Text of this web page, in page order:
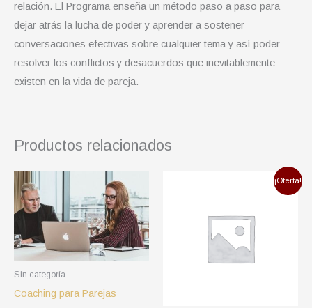
relación. El Programa enseña un método paso a paso para
dejar atrás la lucha de poder y aprender a sostener
conversaciones efectivas sobre cualquier tema y así poder
resolver los conflictos y desacuerdos que inevitablemente
existen en la vida de pareja.
Productos relacionados
Sin categoría
Coaching para Parejas
¡Oferta!
$197.